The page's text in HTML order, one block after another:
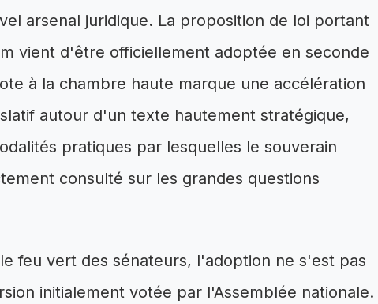
arsenal juridique. La proposition de loi portant
vient d'être officiellement adoptée en seconde
à la chambre haute marque une accélération
autour d'un texte hautement stratégique,
pratiques par lesquelles le souverain
consulté sur les grandes questions
feu vert des sénateurs, l'adoption ne s'est pas
initialement votée par l'Assemblée nationale.